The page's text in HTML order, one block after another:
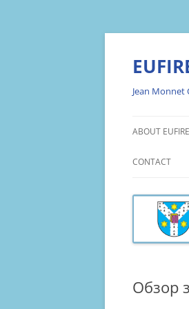
Skip
Jean Monnet
ABOUT
ABOUT THE
RESEARCH
TEAM
CONTACT
Обзор